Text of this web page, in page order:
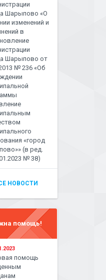
Шарыпово «О
изменений и
в
Шарыпово от
№ 236 «Об
«город
(в ред.
№ 38)
НОВОСТИ
помощь!
помощь